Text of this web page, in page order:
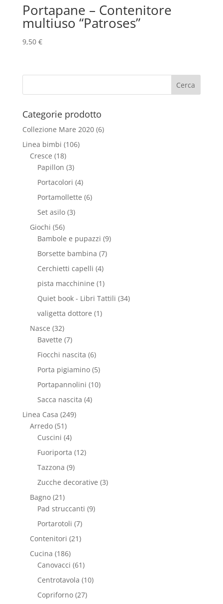
Portapane – Contenitore
multiuso “Patroses”
9,50 €
Categorie prodotto
Collezione Mare 2020 (6)
Linea bimbi (106)
Cresce (18)
Papillon (3)
Portacolori (4)
Portamollette (6)
Set asilo (3)
Giochi (56)
Bambole e pupazzi (9)
Borsette bambina (7)
Cerchietti capelli (4)
pista macchinine (1)
Quiet book - Libri Tattili (34)
valigetta dottore (1)
Nasce (32)
Bavette (7)
Fiocchi nascita (6)
Porta pigiamino (5)
Portapannolini (10)
Sacca nascita (4)
Linea Casa (249)
Arredo (51)
Cuscini (4)
Fuoriporta (12)
Tazzona (9)
Zucche decorative (3)
Bagno (21)
Pad struccanti (9)
Portarotoli (7)
Contenitori (21)
Cucina (186)
Canovacci (61)
Centrotavola (10)
Copriforno (27)